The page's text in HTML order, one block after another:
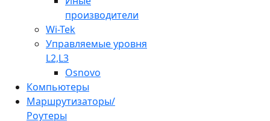
производители
Wi-Tek
Управляемые уровня
L2,L3
Osnovo
Компьютеры
Маршрутизаторы/
Роутеры